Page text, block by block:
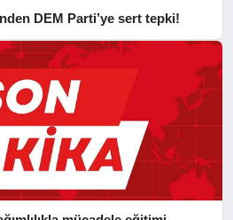
DEM Parti’ye sert tepki!